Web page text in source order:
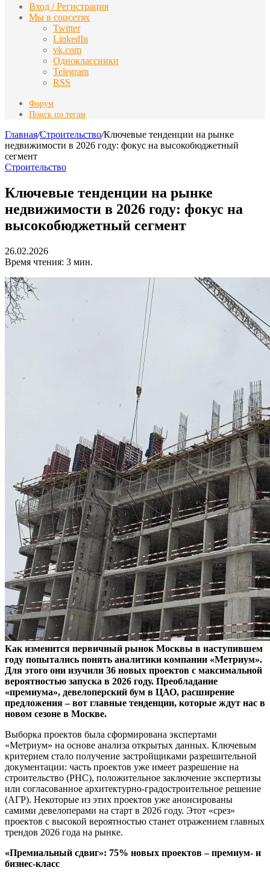
статья
Вход / Регистрация
Мы в соцсетях
Twitter
LinkedIn
vk.com
Одноклассники
Telegram
RSS
Форум
Поиск по тегам
Главная/Строительство/Ключевые тенденции на рынке
недвижимости в 2026 году: фокус на высокобюджетный
сегмент
Строительство
Ключевые тенденции на рынке
недвижимости в 2026 году: фокус на
высокобюджетный сегмент
26.02.2026
Время чтения: 3 мин.
Как изменится первичный рынок Москвы в наступившем
году попытались понять аналитики компании «Метриум».
Для этого они изучили 36 новых проектов с максимальной
вероятностью запуска в 2026 году. Преобладание
«премиума», девелоперский бум в ЦАО, расширение
предложения – вот главные тенденции, которые ждут нас в
новом сезоне в Москве.
Выборка проектов была сформирована экспертами
«Метриум» на основе анализа открытых данных. Ключевым
критерием стало получение застройщиками разрешительной
документации: часть проектов уже имеет разрешение на
строительство (РНС), положительное заключение экспертизы
или согласованное архитектурно-градостроительное решение
(АГР). Некоторые из этих проектов уже анонсированы
самими девелоперами на старт в 2026 году. Этот «срез»
проектов с высокой вероятностью станет отражением главных
трендов 2026 года на рынке.
«Премиальный сдвиг»: 75% новых проектов – премиум- и
бизнес-класс